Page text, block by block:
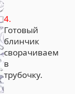
4.
Готовый
блинчик
сворачиваем
в
трубочку.